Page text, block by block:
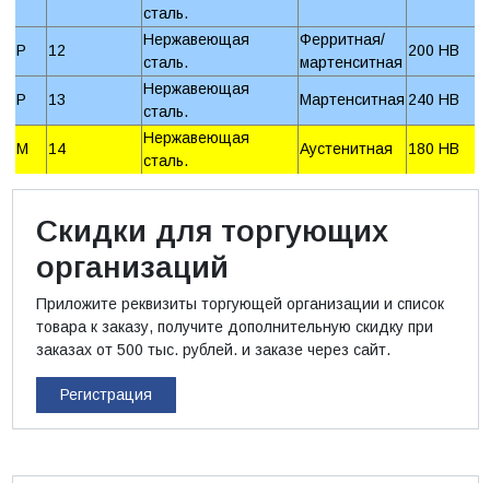
сталь.
P 12
Нержавеющая
сталь.
Ферритная/
мартенситная
200 HB
P 13
Нержавеющая
сталь.
Мартенситная 240 HB
M 14
Нержавеющая
сталь.
Аустенитная 180 HB
Скидки для торгующих
организаций
Приложите реквизиты торгующей организации и список
товара к заказу, получите дополнительную скидку при
заказах от 500 тыс. рублей. и заказе через сайт.
Регистрация